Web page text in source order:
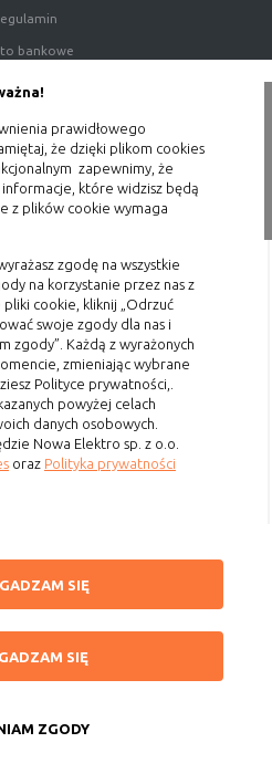
prawidłowego
że dzięki plikom cookies
zapewnimy, że
które widzisz będą
z plików cookie wymaga
zgodę na wszystkie
na korzystanie przez nas z
cookie, kliknij „Odrzuć
swoje zgody dla nas i
zgody”. Każdą z wyrażonych
zmieniając wybrane
Polityce prywatności,.
powyżej celach
danych osobowych.
Nowa Elektro sp. z o.o.
oraz Polityka prywatności
statystyk, poprawy
serwisie.
SIĘ
SIĘ
ZGODY
SIĘ
bankowe
Blog
realizacji
przesyłki
towaru
Kontakt
kontakt
Pon.-Pt. 8-16
nas
Wszelkie prawa zastrzeżone.